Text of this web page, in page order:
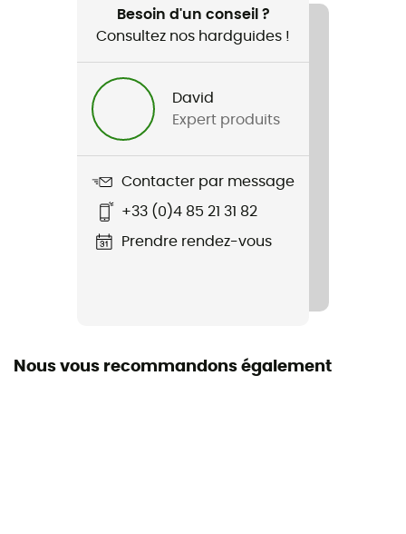
Ski de randonnée / Ski / Sports d'hiver
Nom du produit
Besoin d'un conseil ?
Consultez nos hardguides !
David
Expert produits
Contacter par message
+33 (0)4 85 21 31 82
Prendre rendez-vous
Nous vous recommandons également